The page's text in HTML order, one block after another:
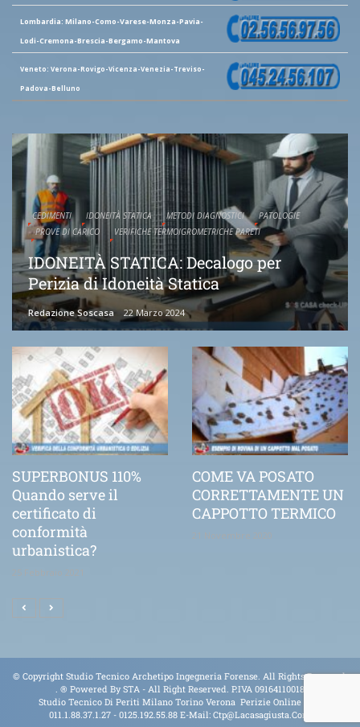
Lombardia: Milano-Como-Varese-Monza-Pavia-
Lodi-Cremona-Brescia-Bergamo-Mantova
Veneto: Verona-Rovigo-Vicenza-Venezia-Treviso-
Padova-Belluno
CEDIMENTI IDONEITÀ STATICA METODI DIAGNOSTICI
PATOLOGIE
PROVE DI CARICO
VERIFICHE TERMOIGROMETRICHE PARETI
IDONEITÀ STATICA: Decalogo per
Perizia di Idoneità Statica
Redazione Soscasa 22 Marzo 2024
SUPERBONUS 110%
Quando serve il
certificato di
conformità
urbanistica?
25 Febbraio 2021
COME VA POSATO
CORRETTAMENTE UN
CAPPOTTO TERMICO
21 Novembre 2020
© Copyright Studio Tecnico Archetipo Ingegneria Forense. All Rights Reserved.
. ® Powered BySTA - All Right Reserved. P.IVA 09164110018
Studio Tecnico Di Periti Milano Torino Verona Perizie Online Tel.
011.1.88.37.1.27 - 0125.192.55.88 E-Mail: Ctp@lacasagiusta.com